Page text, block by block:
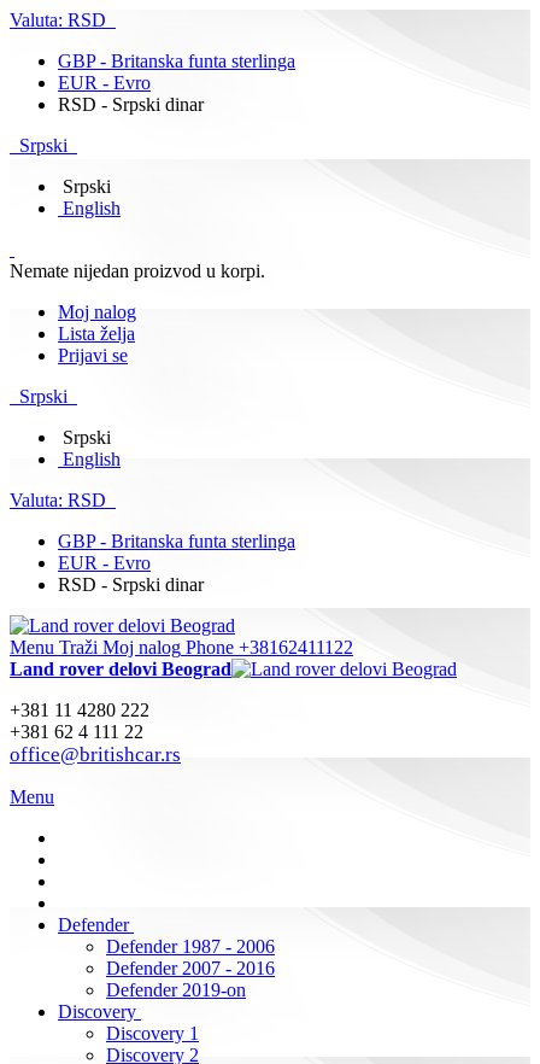
Valuta: RSD
GBP - Britanska funta sterlinga
EUR - Evro
RSD - Srpski dinar
Srpski
Srpski
English
Nemate nijedan proizvod u korpi.
Moj nalog
Lista želja
Prijavi se
Srpski
Srpski
English
Valuta: RSD
GBP - Britanska funta sterlinga
EUR - Evro
RSD - Srpski dinar
Menu Traži Moj nalog Phone +38162411122
Land rover delovi Beograd
+381 11 4280 222
+381 62 4 111 22
office@britishcar.rs
Menu
Defender
Defender 1987 - 2006
Defender 2007 - 2016
Defender 2019-on
Discovery
Discovery 1
Discovery 2